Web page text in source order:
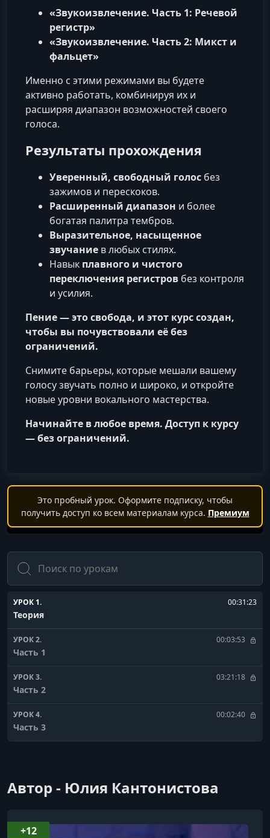
«Звукоизвлечение. Часть 1: Речевой
регистр»
«Звукоизвлечение. Часть 2: Микст и
фальцет»
Именно с этими режимами вы будете
активно работать, комбинируя их и
расширяя диапазон возможностей своего
голоса.
Результаты прохождения
Уверенный, свободный голос без
зажимов и перескоков.
Расширенный диапазон и более
богатая палитра тембров.
Выразительное, насыщенное
звучание в любых стилях.
Навык плавного и чистого
переключения регистров без контроля
и усилия.
Пение — это свобода, и этот курс создан,
чтобы вы почувствовали её без
ограничений.
Снимите барьеры, которые мешали вашему
голосу звучать полно и широко, и откройте
новые уровни вокального мастерства.
Начинайте в любое время. Доступ к курсу
— без ограничений.
Это пробный урок. Оформите подписку, чтобы
получить доступ ко всем материалам курса. Премиум
Поиск
УРОК 1. 00:31:23
Теория
УРОК 2. 00:03:53
Часть 1
УРОК 3. 03:21:18
Часть 2
УРОК 4. 00:02:40
Часть 3
Автор - Юлия Кантонистова
+12